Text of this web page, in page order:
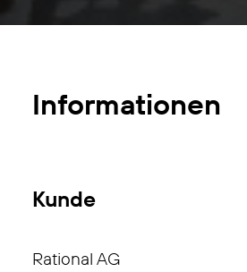
Informationen
Kunde
Rational AG